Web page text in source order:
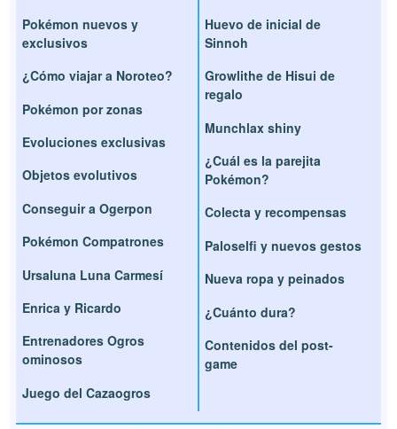
Pokémon nuevos y
exclusivos
¿Cómo viajar a Noroteo?
Pokémon por zonas
Evoluciones exclusivas
Objetos evolutivos
Conseguir a Ogerpon
Pokémon Compatrones
Ursaluna Luna Carmesí
Enrica y Ricardo
Entrenadores Ogros
ominosos
Juego del Cazaogros
Huevo de inicial de
Sinnoh
Growlithe de Hisui de
regalo
Munchlax shiny
¿Cuál es la parejita
Pokémon?
Colecta y recompensas
Paloselfi y nuevos gestos
Nueva ropa y peinados
¿Cuánto dura?
Contenidos del post-
game